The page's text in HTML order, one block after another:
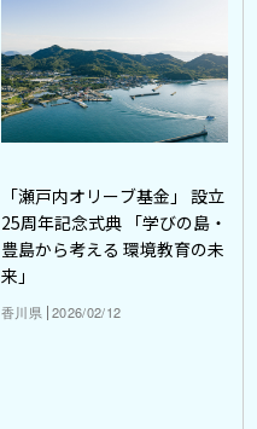
「瀬戸内オリーブ基金」 設立
25周年記念式典 「学びの島・
豊島から考える 環境教育の未
来」
香川県 2026/02/12